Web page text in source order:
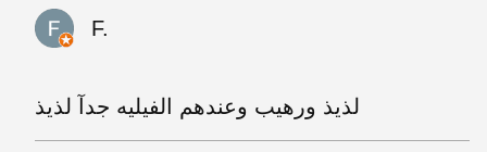
F.
لذيذ ورهيب وعندهم الفيليه جدآ لذيذ